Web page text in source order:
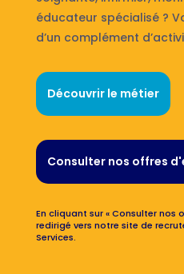
éducateur spécialisé ?
d’un complément
Découvrir le métier
Consulter nos offres
En cliquant sur « Consulter nos
redirigé vers notre site de
Services.